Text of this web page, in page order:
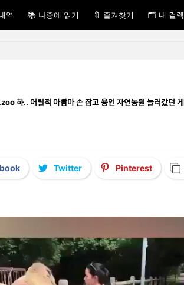
역 📚 나중에 읽기 🔖 즐겨찾기 🗂 내 컬렉
하.. 어릴적 아빰마 손 잡고 용인 자연농원 놀러갔던 게
Twitter Pinterest